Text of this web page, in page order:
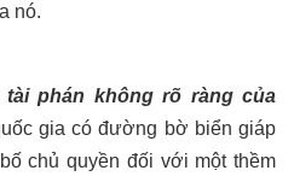
nó.
phán không rõ ràng của
gia có đường bờ biển giáp
chủ quyền đối với một thềm